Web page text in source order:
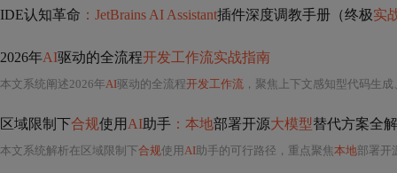
IDE认知革命 ：JetBrains AI Assistant插件深度调教手册（终极实
2026年AI驱动的全流程开发工作流实战指南
本文系统阐述2026年AI驱动的全流程开发工作流 ，聚焦上下文感知型代码生成、需求驱动型全流程编
区域限制下合规使用 AI助手 ：本地部署开源大模型替代方案全
本文系统解析在区域限制下合规使用AI助手的可行路径，重点聚焦本地部署开